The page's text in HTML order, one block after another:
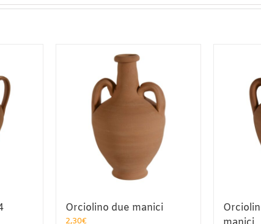
Orciolino due manici
2,30€